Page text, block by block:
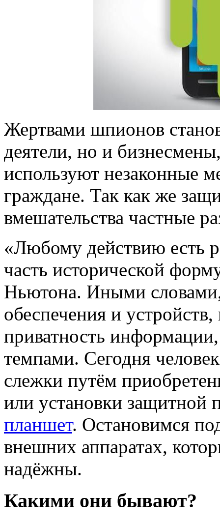
Жертвами шпионов
деятели, но и
используют незаконные
граждане. Так как же
вмешательства частные
«Любому действию есть
часть исторической
Ньютона. Иными
обеспечения и
приватность
темпами. Сегодня
слежки путём
или установки защитной
планшет. Остановимся
внешних аппаратах,
надёжны.
Какими они бывают?